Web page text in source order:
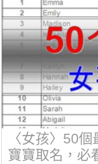
〈女孩〉50
寶寶取名，必